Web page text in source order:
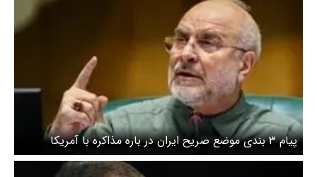
پیام ۳ بندی موضع صریح ایران در باره مذاکره با آمریکا